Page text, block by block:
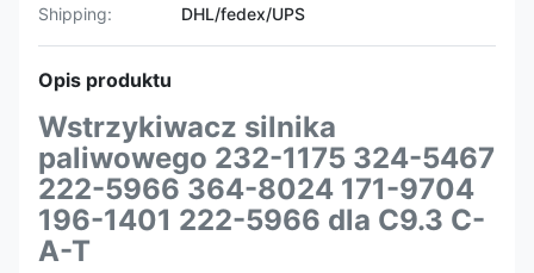
Shipping:
DHL/fedex/UPS
Opis produktu
Wstrzykiwacz silnika
paliwowego 232-1175 324-5467
222-5966 364-8024 171-9704
196-1401 222-5966 dla C9.3 C-
A-T